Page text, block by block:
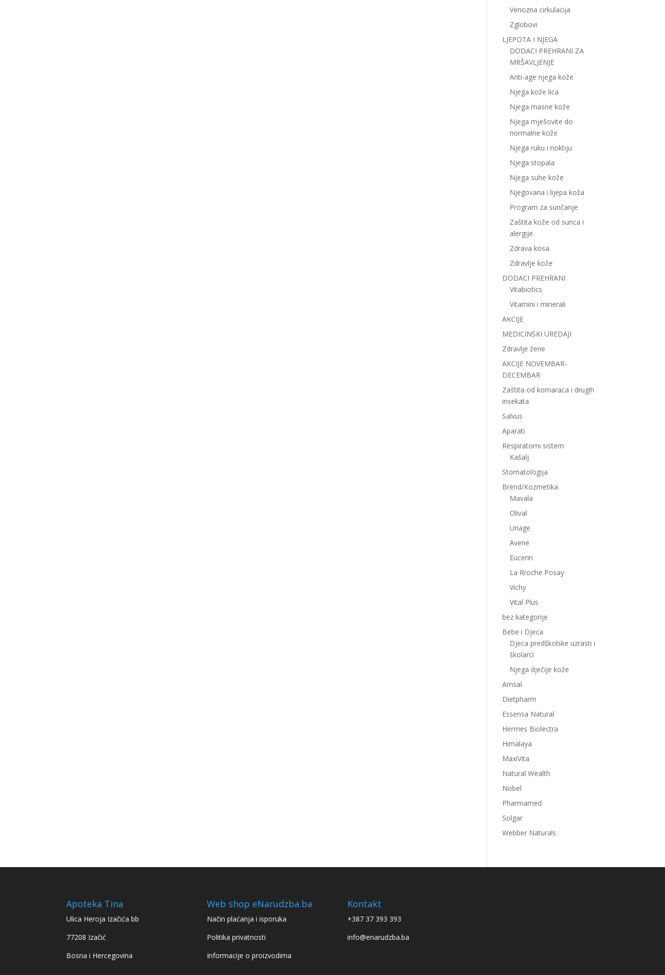
Venozna cirkulacija
Zglobovi
LJEPOTA I NJEGA
DODACI PREHRANI ZA
MRŠAVLJENJE
Anti-age njega kože
Njega kože lica
Njega masne kože
Njega mješovite do
normalne kože
Njega ruku i noktiju
Njega stopala
Njega suhe kože
Njegovana i lijepa koža
Program za sunčanje
Zaštita kože od sunca i
alergije
Zdrava kosa
Zdravlje kože
DODACI PREHRANI
Vitabiotics
Vitamini i minerali
AKCIJE
MEDICINSKI UREDAJI
Zdravlje žene
AKCIJE NOVEMBAR-
DECEMBAR
Zaštita od komaraca i drugih
insekata
Salvus
Aparati
Respiratorni sistem
Kašalj
Stomatologija
Brend/Kozmetika
Mavala
Olival
Uriage
Avene
Eucerin
La Rroche Posay
Vichy
Vital Plus
bez kategorije
Bebe i Djeca
Djeca predškolske uzrasti i
školarci
Njega dječije kože
Amsal
Dietpharm
Essensa Natural
Hermes Biolectra
Himalaya
MaxiVita
Natural Wealth
Nobel
Pharmamed
Solgar
Webber Naturals
Apoteka Tina
Ulica Heroja Izačića bb
77208 Izačić
Bosna i Hercegovina
Web shop eNarudzba.ba
Način plaćanja i isporuka
Politika privatnosti
Informacije o proizvodima
Kontakt
+387 37 393 393
info@enarudzba.ba